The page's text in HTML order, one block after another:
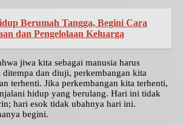
Berumah Tangga, Begini Cara
dan Pengelolaan Keluarga
jiwa kita sebagai manusia harus
ditempa dan diuji, perkembangan kita
terhenti. Jika perkembangan kita terhenti,
hidup yang berulang. Hari ini tidak
hari esok tidak ubahnya hari ini.
begini.